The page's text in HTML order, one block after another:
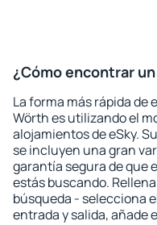
¿Cómo encontrar
La forma más rápida
Wörth es utilizando el
alojamientos de eSky.
se incluyen una gran
garantía segura de que
estás buscando.
búsqueda - selecciona
entrada y salida, añade